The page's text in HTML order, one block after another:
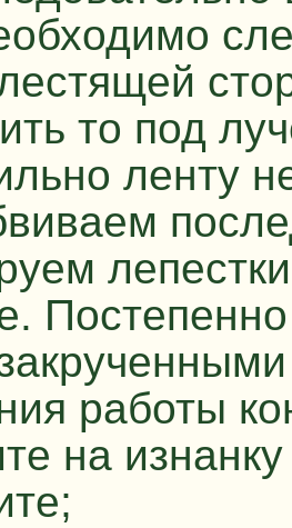
то под
ленту
работы
на